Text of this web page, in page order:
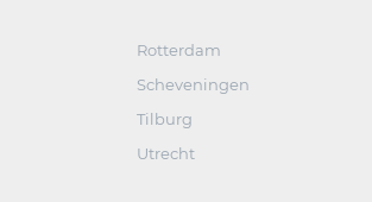
Rotterdam
Scheveningen
Tilburg
Utrecht